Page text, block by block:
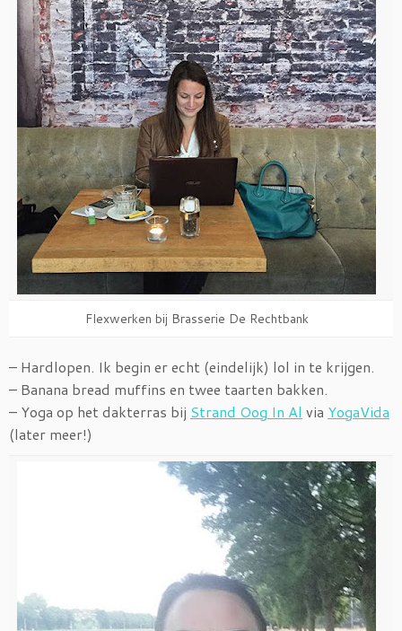
Flexwerken bij Brasserie De Rechtbank
– Hardlopen. Ik begin er echt (eindelijk) lol in te krijgen.
– Banana bread muffins en twee taarten bakken.
– Yoga op het dakterras bij Strand Oog In Al via YogaVida
(later meer!)